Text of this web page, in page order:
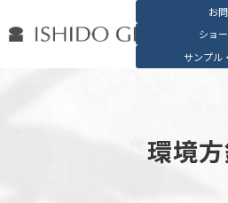
お
ショ
サンプル
石堂硝子の
環境